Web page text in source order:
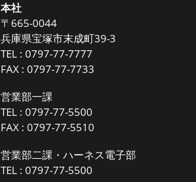
本社
〒665-0044
兵庫県宝塚市末成町39-3
TEL :0797-77-7777
FAX : 0797-77-7733
営業部一課
TEL :0797-77-5500
FAX : 0797-77-5510
営業部二課・ハーネス電子部
TEL :0797-77-5500